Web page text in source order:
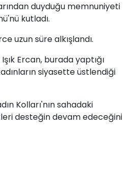
duyduğu memnuniyeti
kutladı.
uzun süre alkışlandı.
Ercan, burada yaptığı
siyasette üstlendiği
Kolları'nın sahadaki
desteğin devam edeceğini